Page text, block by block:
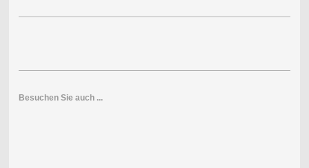
Besuchen Sie auch ...